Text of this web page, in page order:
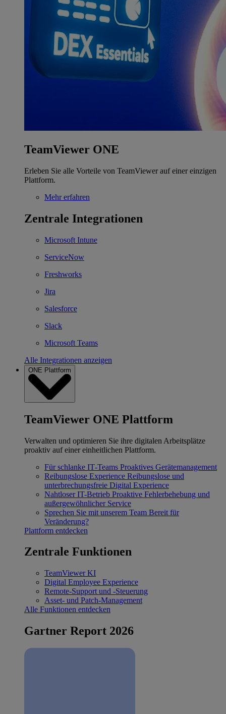
TeamViewer ONE
Erleben Sie alle Vorteile von TeamViewer auf einer einzigen
Plattform.
Mehr erfahren
Zentrale Integrationen
Microsoft Intune
ServiceNow
Freshworks
Jira
Salesforce
Slack
Microsoft Teams
Alle Integrationen anzeigen
ONE Plattform
TeamViewer ONE Plattform
Verwalten und optimieren Sie ihre digitalen Arbeitsplätze
proaktiv auf einer einheitlichen Plattform.
Für schlanke IT‐Teams Proaktives Gerätemanagement
Reibungslose Experience Reibungslose und
unterbrechungsfreie Digital Experience
Nahtloser IT-Betrieb Proaktive Fehlerbehebung und
außergewöhnlicher Service
Sprechen Sie mit unserem Team Bereit für
Veränderung?
Plattform entdecken
Zentrale Funktionen
TeamViewer KI
Digital Employee Experience
Remote-Support und -Steuerung
Asset- und Patch-Management
Alle Funktionen entdecken
Gartner Report 2026